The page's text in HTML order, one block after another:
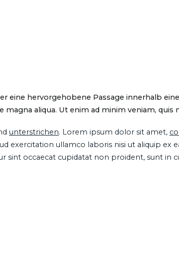
eine hervorgehobene Passage innerhalb
aliqua. Ut enim ad minim veniam, quis
unterstrichen. Lorem ipsum dolor sit amet,
exercitation ullamco laboris nisi ut aliquip
sint occaecat cupidatat non proident, sunt